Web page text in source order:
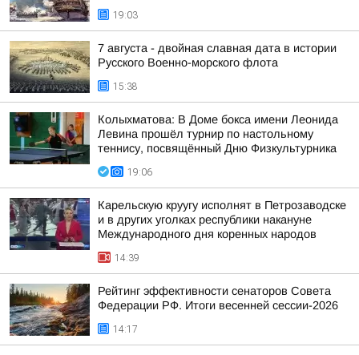
19:03
7 августа - двойная славная дата в истории
Русского Военно-морского флота
15:38
Колыхматова: В Доме бокса имени Леонида
Левина прошёл турнир по настольному
теннису, посвящённый Дню Физкультурника
19:06
Карельскую круугу исполнят в Петрозаводске
и в других уголках республики накануне
Международного дня коренных народов
14:39
Рейтинг эффективности сенаторов Совета
Федерации РФ. Итоги весенней сессии-2026
14:17